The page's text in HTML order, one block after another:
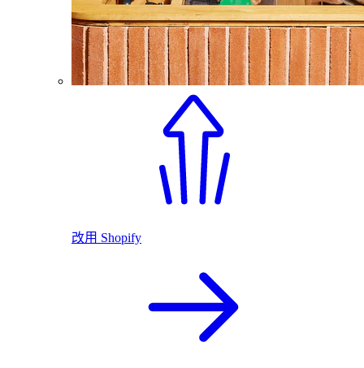
改用 Shopify